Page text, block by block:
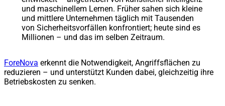
und maschinellem Lernen. Früher sahen sich kleine
und mittlere Unternehmen täglich mit Tausenden
von Sicherheitsvorfällen konfrontiert; heute sind es
Millionen – und das im selben Zeitraum.
ForeNova erkennt die Notwendigkeit, Angriffsflächen zu
reduzieren – und unterstützt Kunden dabei, gleichzeitig ihre
Betriebskosten zu senken.